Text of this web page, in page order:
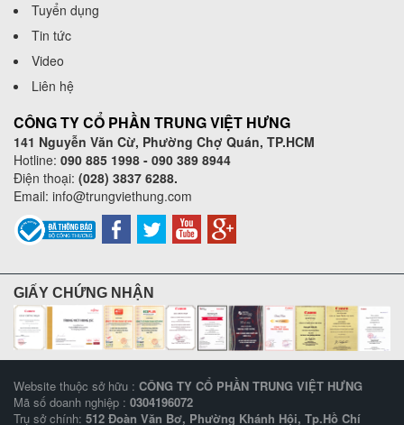
Tuyển dụng
Tin tức
Video
Liên hệ
CÔNG TY CỔ PHẦN TRUNG VIỆT HƯNG
141 Nguyễn Văn Cừ, Phường Chợ Quán, TP.HCM
Hotline: 090 885 1998 - 090 389 8944
Điện thoại: (028) 3837 6288.
Email: info@trungviethung.com
GIẤY CHỨNG NHẬN
Website thuộc sở hữu : CÔNG TY CỔ PHẦN TRUNG VIỆT HƯNG
Mã số doanh nghiệp : 0304196072
Trụ sở chính: 512 Đoàn Văn Bơ, Phường Khánh Hội, Tp.Hồ Chí